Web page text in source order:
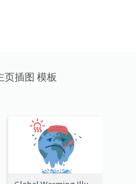
页插图 模板